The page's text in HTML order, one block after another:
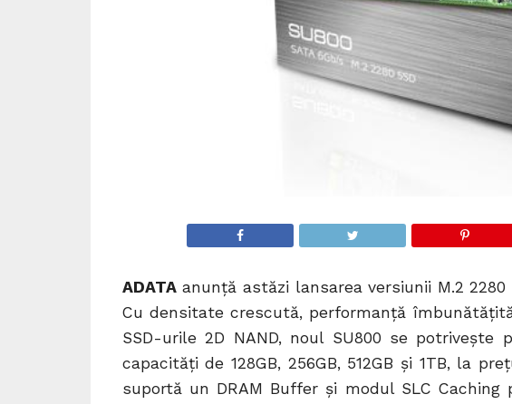
ADATAanunță astăzi lansarea versiunii M.2 2280
Cu densitate crescută, performanță
SSD-urile 2D NAND, noul SU800 se
capacități de 128GB, 256GB, 512GB și 1TB, la
suportă un DRAM Buffer și modul SLC